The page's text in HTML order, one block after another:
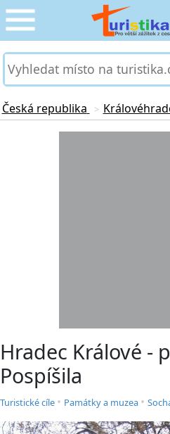
CESTOVÁNÍ
SLUŽBY & DOPRAVA
PRO TURISTY
Česká republika >
Hradec Králové -
Pospíšila
Turistické cíle • Památky a muzea •